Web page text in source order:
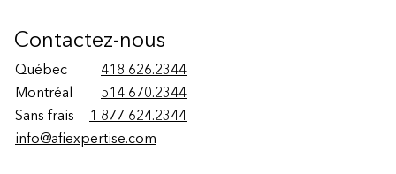
Contactez-nous
Québec
418 626.2344
Montréal
514 670.2344
Sans frais
1 877 624.2344
info@afiexpertise.com